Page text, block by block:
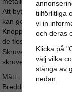
Att byta knopp på
kan ge ett tacksamt
Knoppens skruv är
de flesta lucktjocklekar.
Skruven är enkel att
skruven sticker för
Mått:
Bredd: 4cm
tillförlitliga
vi in
och deras
Klicka på
välj vilka
stänga av
nedan.